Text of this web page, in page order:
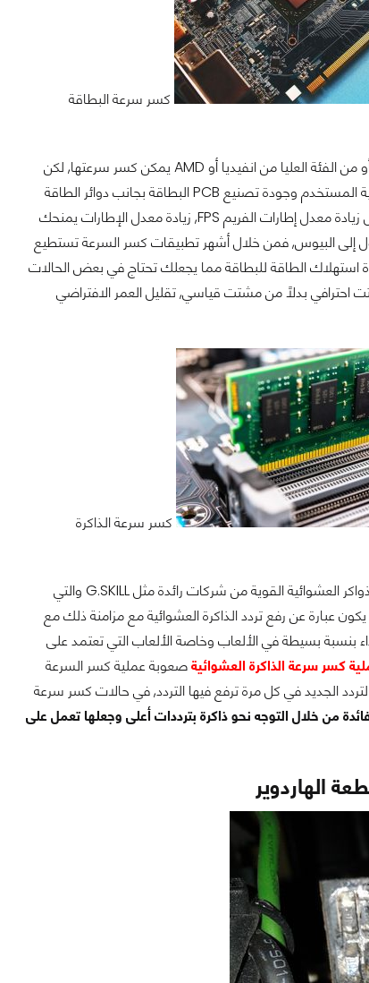
كسر سرعة البطاقة
, فسواء كانت البطاقة من الفئة المتوسطة أو من الفئة العليا من انفيديا أو AMD يمكن كسر سرعتها, لكن
تختلف عملية كسر سرعة وقدرة البطاقة على تحمل ذلك ليكون الأمر عائد لنوعية المعالج الرسومية المستخدم وجودة تصنيع PCB البطاقة بجانب دوائر الطاقة
هي تحسين أداء ألعابك المختلف من خلال زيادة معدل إطارات الفريم FPS, زيادة معدل الإطارات يمنحك
إلى البيوس, فمن خلال أشهر تطبيقات كسر السرعة تستطيع
استهلاك الطاقة للبطاقة مما يجعلك تحتاج في بعض الحالات
احترافي بدلاً من مشتت قياسي, تقليل العمر الافتراضي
كسر سرعة الذاكرة
, فاليوم تجد في الأسواق توفر العديد من الذواكر العشوائية القوية من شركات رائدة مثل G.SKILL والتي
عبارة عن رفع تردد الذاكرة العشوائية مع مزامنة ذلك مع
بنسبة بسيطة في الألعاب وخاصة الألعاب التي تعتمد على
كسر سرعة الذاكرة العشوائيةصعوبة عملية كسر السرعة
الجديد في كل مرة ترفع فيها التردد, في حالات كسر سرعة
من خلال التوجه نحو ذاكرة بترددات أعلى وجعلها تعمل على
الهاردوير